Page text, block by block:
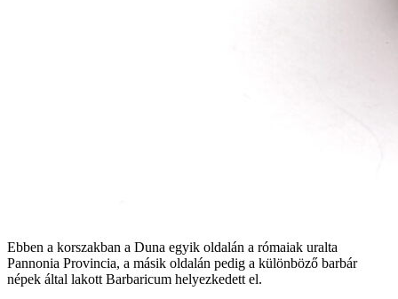
Ebben a korszakban a Duna egyik oldalán a rómaiak uralta
Pannonia Provincia, a másik oldalán pedig a különböző barbár
népek által lakott Barbaricum helyezkedett el.